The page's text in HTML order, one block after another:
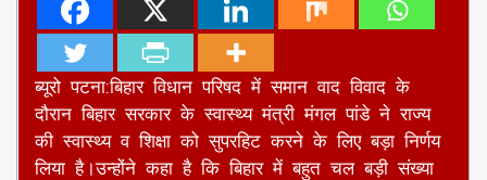
ब्यूरो पटना:बिहार विधान परिषद में समान वाद विवाद के
दौरान बिहार सरकार के स्वास्थ्य मंत्री मंगल पांडे ने राज्य
की स्वास्थ्य व शिक्षा को सुपरहिट करने के लिए बड़ा निर्णय
लिया है।उन्होंने कहा है कि बिहार में बहुत चल बड़ी संख्या